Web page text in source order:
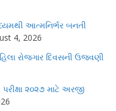
આત્મનિર્ભર બનતી
4, 2026
રોજગાર દિવસની ઉજવણી
૨૦૨૭ માટે અરજી